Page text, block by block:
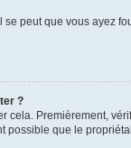
se peut que vous ayez
?
cela. Premièrement,
possible que le